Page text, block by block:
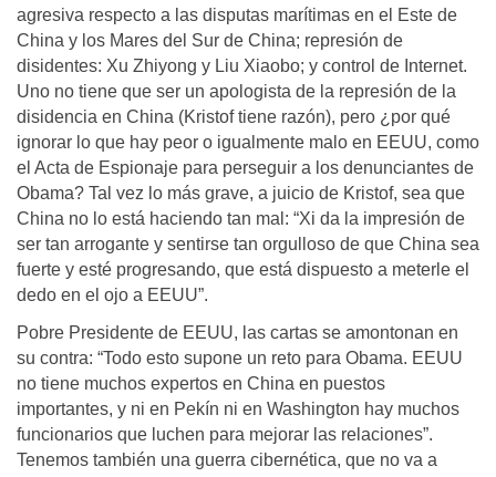
agresiva respecto a las disputas marítimas en el Este de
China y los Mares del Sur de China; represión de
disidentes: Xu Zhiyong y Liu Xiaobo; y control de Internet.
Uno no tiene que ser un apologista de la represión de la
disidencia en China (Kristof tiene razón), pero ¿por qué
ignorar lo que hay peor o igualmente malo en EEUU, como
el Acta de Espionaje para perseguir a los denunciantes de
Obama? Tal vez lo más grave, a juicio de Kristof, sea que
China no lo está haciendo tan mal: “Xi da la impresión de
ser tan arrogante y sentirse tan orgulloso de que China sea
fuerte y esté progresando, que está dispuesto a meterle el
dedo en el ojo a EEUU”.
Pobre Presidente de EEUU, las cartas se amontonan en
su contra: “Todo esto supone un reto para Obama. EEUU
no tiene muchos expertos en China en puestos
importantes, y ni en Pekín ni en Washington hay muchos
funcionarios que luchen para mejorar las relaciones”.
Tenemos también una guerra cibernética, que no va a